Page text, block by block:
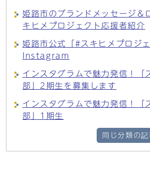
姫路市のブランドメッセージ＆
キヒメプロジェクト応援者紹介
姫路市公式「#スキヒメプロジェ
Instagram
インスタグラムで魅力発信！「
部」2期生を募集します
インスタグラムで魅力発信！「
部」1期生
同じ分類の